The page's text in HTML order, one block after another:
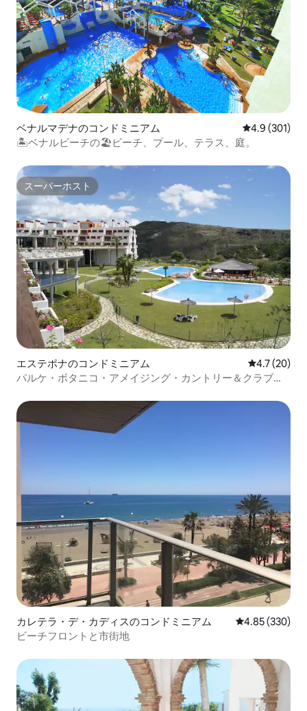
ベナルマデナのコンドミニアム レビュー301
4.9 (301)
🏝ベナルビーチの🏖ビーチ、プール、テラス、庭。
スーパーホスト
スーパーホスト
エステポナのコンドミニアム レビュー20
4.7 (20)
パルケ・ボタニコ・アメイジング・カントリー＆クラブリ
カレテラ・デ・カディスのコンドミニアム レビュー330
4.85 (330)
ビーチフロントと市街地